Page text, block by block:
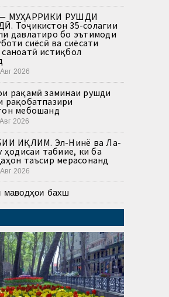
МУҲАРРИКИ РУШДИ
Тоҷикистон 35-солагии
давлатиро бо эътимоди
сиёсӣ ва сиёсати
истиқбол
2026
рақамӣ заминаи рушди
рақобатпазири
мебошанд
2026
ИҚЛИМ. Эл-Нинё ва Ла-
ҳодисаи табиие, ки ба
таъсир мерасонанд
2026
маводҳои бахш